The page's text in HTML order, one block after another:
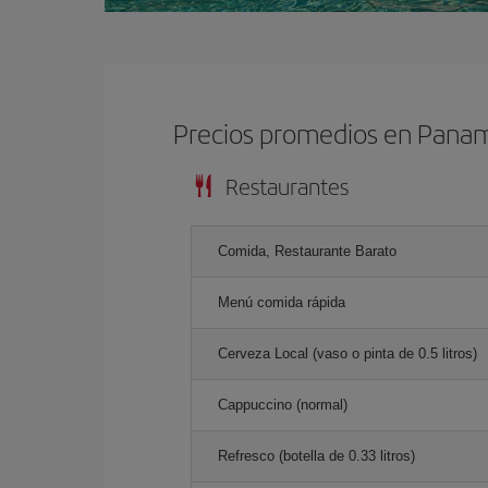
Precios promedios en
Restaurantes
Comida, Restaurante Barato
Menú comida rápida
Cerveza Local (vaso o pinta de 0.5 litros)
Cappuccino (normal)
Refresco (botella de 0.33 litros)